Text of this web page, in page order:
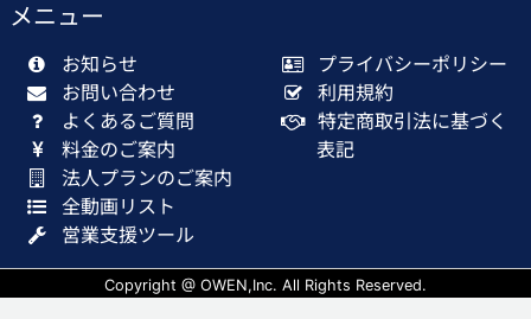
メニュー
お知らせ
お問い合わせ
よくあるご質問
料金のご案内
法人プランのご案内
全動画リスト
営業支援ツール
プライバシーポリシー
利用規約
特定商取引法に基づく
表記
Copyright @ OWEN,Inc. All Rights Reserved.